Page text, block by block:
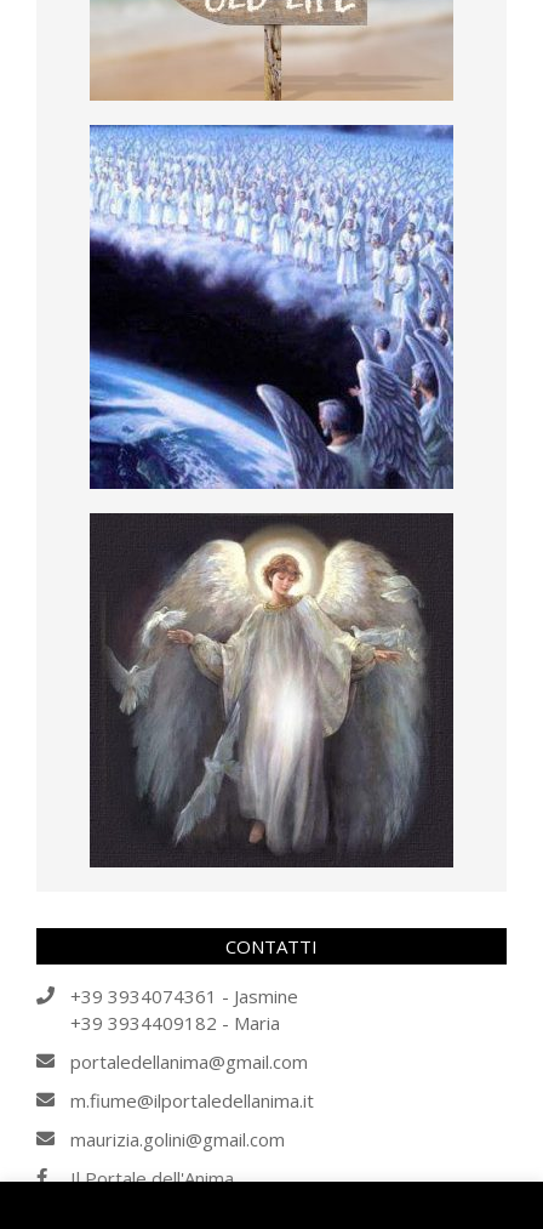
CONTATTI
+39 3934074361 - Jasmine
+39 3934409182 - Maria
portaledellanima@gmail.com
m.fiume@ilportaledellanima.it
maurizia.golini@gmail.com
Il Portale dell'Anima